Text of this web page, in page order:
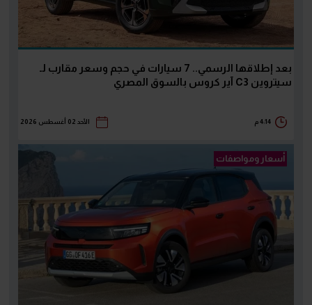
بعد إطلاقها الرسمي.. 7 سيارات في حجم وسعر مقارب لـ
سيتروين C3 آير كروس بالسوق المصري
4:14 م الأحد 02 أغسطس 2026
أسعار ومواصفات